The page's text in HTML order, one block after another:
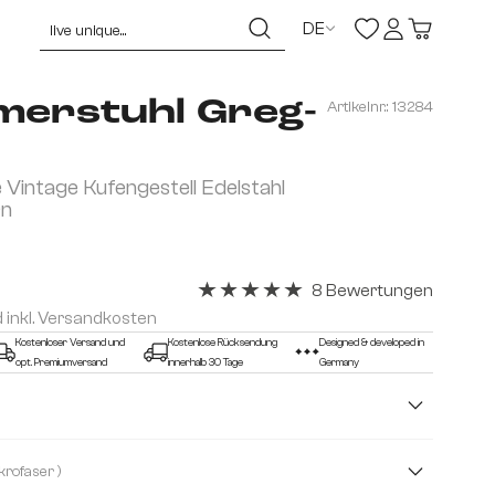
DE
Greg-
Kufengestell Edelstahl
Artikelnr.: 13284
inkl. Versandkosten
8 Bewertungen
Kostenloser Versand und
opt. Premiumversand
Kostenlose Rücksendung
innerhalb 30 Tage
Designed & developed in
Germany
( Mikrofaser )